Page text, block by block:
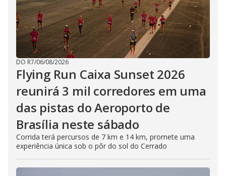
DO R7/06/08/2026
Flying Run Caixa Sunset 2026
reunirá 3 mil corredores em uma
das pistas do Aeroporto de
Brasília neste sábado
Corrida terá percursos de 7 km e 14 km, promete uma
experiência única sob o pôr do sol do Cerrado